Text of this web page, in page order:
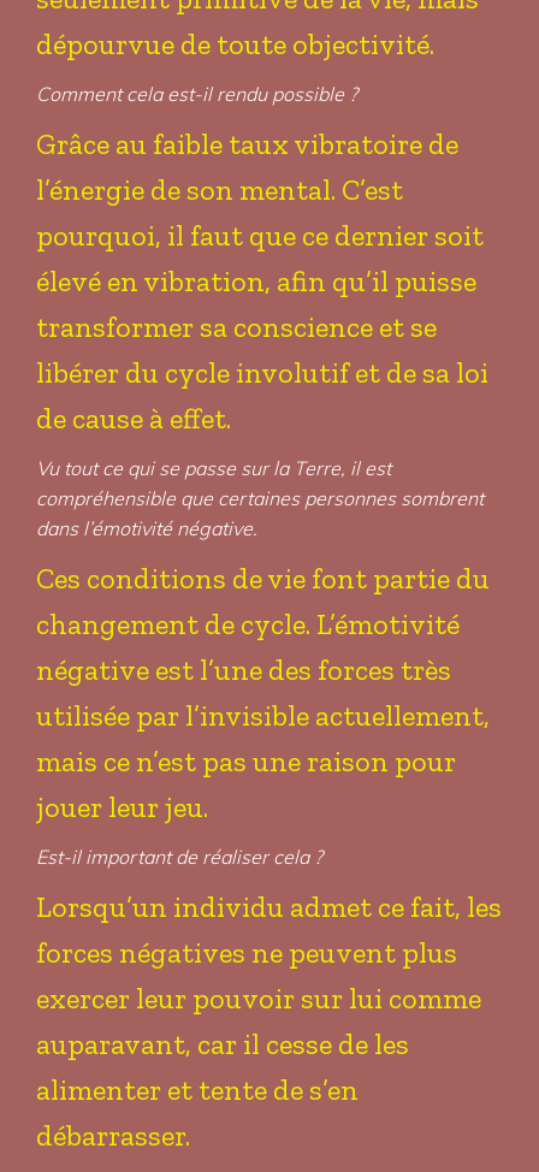
dépourvue de toute objectivité.
Comment cela est-il rendu possible ?
Grâce au faible taux vibratoire de
l’énergie de son mental. C’est
pourquoi, il faut que ce dernier soit
élevé en vibration, afin qu’il puisse
transformer sa conscience et se
libérer du cycle involutif et de sa loi
de cause à effet.
Vu tout ce qui se passe sur la Terre, il est
compréhensible que certaines personnes sombrent
dans l’émotivité négative.
Ces conditions de vie font partie du
changement de cycle. L’émotivité
négative est l’une des forces très
utilisée par l’invisible actuellement,
mais ce n’est pas une raison pour
jouer leur jeu.
Est-il important de réaliser cela ?
Lorsqu’un individu admet ce fait, les
forces négatives ne peuvent plus
exercer leur pouvoir sur lui comme
auparavant, car il cesse de les
alimenter et tente de s’en
débarrasser.